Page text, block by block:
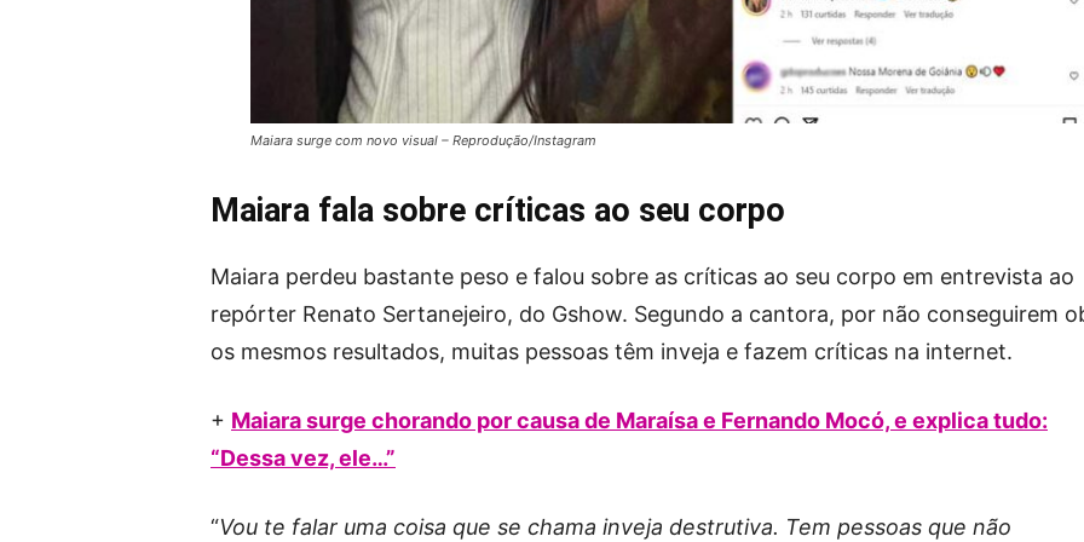
Maiara surge com novo visual – Reprodução/Instagram
Maiara fala sobre críticas ao seu corpo
Maiara perdeu bastante peso e falou sobre as críticas ao seu corpo em entrevista ao
repórter Renato Sertanejeiro, do Gshow. Segundo a cantora, por não conseguirem
os mesmos resultados, muitas pessoas têm inveja e fazem críticas na internet.
+ Maiara surge chorando por causa de Maraísa e Fernando Mocó, e explica tudo:
“Dessa vez, ele…”
“Vou te falar uma coisa que se chama inveja destrutiva. Tem pessoas que não